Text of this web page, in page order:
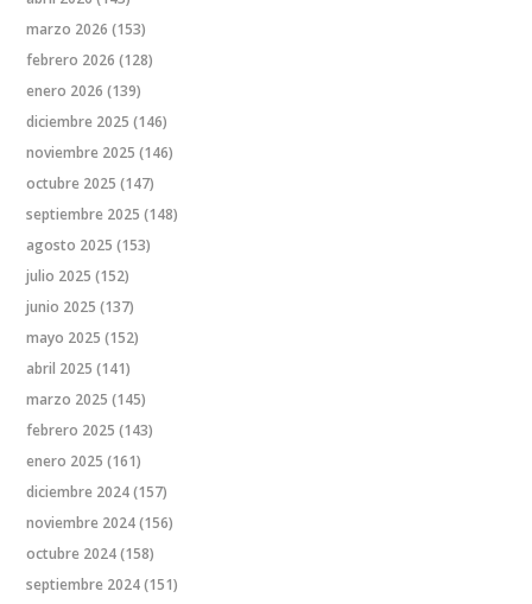
marzo 2026 (153)
febrero 2026 (128)
enero 2026 (139)
diciembre 2025 (146)
noviembre 2025 (146)
octubre 2025 (147)
septiembre 2025 (148)
agosto 2025 (153)
julio 2025 (152)
junio 2025 (137)
mayo 2025 (152)
abril 2025 (141)
marzo 2025 (145)
febrero 2025 (143)
enero 2025 (161)
diciembre 2024(157)
noviembre 2024(156)
octubre 2024(158)
septiembre 2024(151)